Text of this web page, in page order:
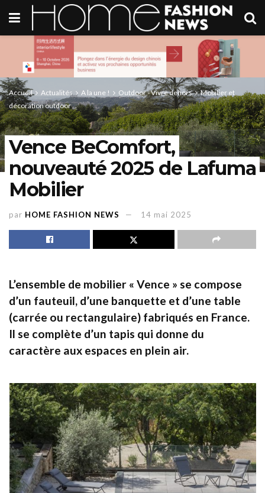
Accueil Actualités A la une ! Outdoor - Vivre dehors
Mobilier et
décoration outdoor
Vence BeComfort,
nouveauté 2025 de Lafuma
Mobilier
par HOME FASHION NEWS 14 mai 2025
L’ensemble de mobilier « Vence » se compose
d’un fauteuil, d’une banquette et d’une table
(carrée ou rectangulaire) fabriqués en France.
Il se complète d’un tapis qui donne du
caractère aux espaces en plein air.